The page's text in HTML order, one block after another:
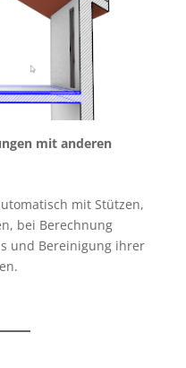
mit anderen
mit Stützen,
bei Berechnung
und Bereinigung ihrer